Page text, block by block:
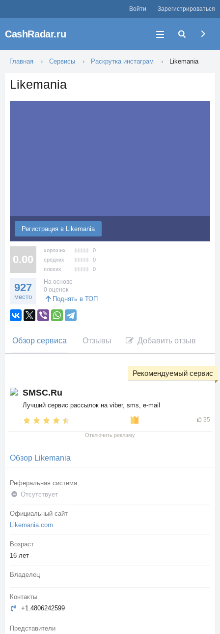
Войти Зарегистрироваться
CashRadar.ru
Главная Сервисы Раскрутка инстаграм Likemania
Likemania
Регистрация в Likemania
0.00
хороших
0
средних
0
плохих
0
927
место
На основе
0 оценок
Поднять в ТОП
Обзор сервиса Отзывы Добавить отзыв
SMSC.Ru
Лучший сервис рассылок на viber, sms, e-mail
35
Рекомендуемый сервис
Отключить рекламу
Обзор Likemania
Реферальная система
Отсутствует
Официальный сайт
Likemania.com
Возраст
16 лет
Владелец
Контакты
+1.4806242599
Представители